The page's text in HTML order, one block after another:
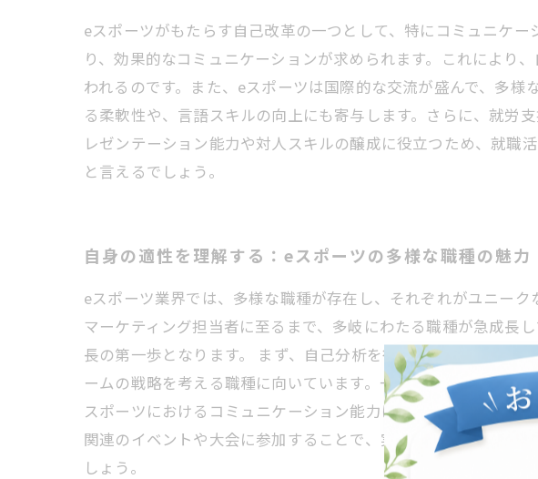
eスポーツがもたらす自己改革の一つとして、特にコミュニケ
り、効果的なコミュニケーションが求められます。これにより
われるのです。また、eスポーツは国際的な交流が盛んで、多
る柔軟性や、言語スキルの向上にも寄与します。さらに、就労
レゼンテーション能力や対人スキルの醸成に役立つため、就職
と言えるでしょう。
自身の適性を理解する：eスポーツの多様な職種の魅力
eスポーツ業界では、多様な職種が存在し、それぞれがユニー
マーケティング担当者に至るまで、多岐にわたる職種が急成長
長の第一歩となります。 まず、自己分析を行い、自分の強み
ームの戦略を考える職種に向いています。一方で、技術的なス
スポーツにおけるコミュニケーション能力は重要です。チーム
関連のイベントや大会に参加することで、実践的な経験を積む
しょう。